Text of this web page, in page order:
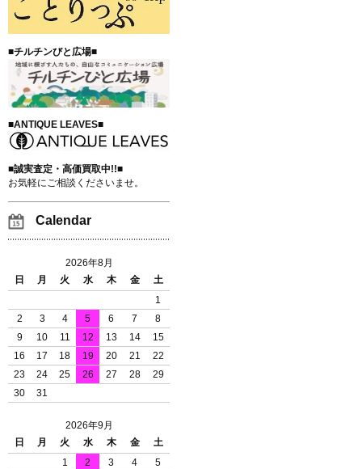
■チルチンびと広場■
■ANTIQUE LEAVES■
■誠実査定・高価買取中!!■
お気軽にご相談くださいませ。
Calendar
2026年8月
日
月 火 水 木 金
土
1
2
3 4 5 6 7
8
9
10 11 12 13 14
15
16
17 18 19 20 21
22
23
24 25 26 27 28
29
30
31
2026年9月
日
月 火 水 木 金
土
1
2 3 4
5